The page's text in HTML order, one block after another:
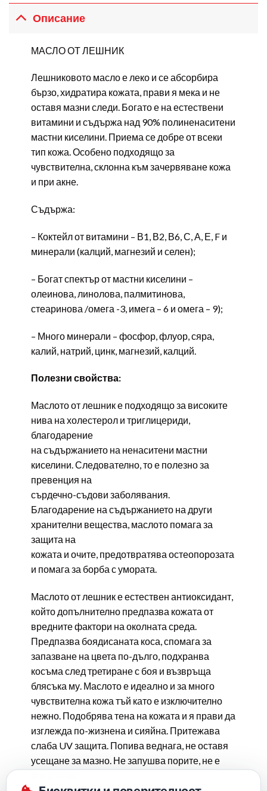
Описание
МАСЛО ОТ ЛЕШНИК
Лешниковото масло е леко и се абсорбира
бързо, хидратира кожата, прави я мека и не
оставя мазни следи. Богато е на естествени
витамини и съдържа над 90% полиненаситени
мастни киселини. Приема се добре от всеки
тип кожа. Особено подходящо за
чувствителна, склонна към зачервяване кожа
и при акне.
Съдържа:
– Коктейл от витамини – В1, В2, В6, С, А, Е, F и
минерали (калций, магнезий и селен);
– Богат спектър от мастни киселини –
олеинова, линолова, палмитинова,
стеаринова /омега -3, имега – 6 и омега – 9);
– Много минерали – фосфор, флуор, сяра,
калий, натрий, цинк, магнезий, калций.
Полезни свойства:
Маслото от лешник е подходящо за високите
нива на холестерол и триглицериди,
благодарение
на съдържанието на ненаситени мастни
киселини. Следователно, то е полезно за
превенция на
сърдечно-съдови заболявания.
Благодарение на съдържанието на други
хранителни вещества, маслото помага за
защита на
кожата и очите, предотвратява остеопорозата
и помага за борба с умората.
Маслото от лешник е естествен антиоксидант,
който допълнително предпазва кожата от
вредните фактори на околната среда.
Предпазва боядисаната коса, спомага за
запазване на цвета по-дълго, подхранва
косъма след третиране с боя и възвръща
блясъка му. Маслото е идеално и за много
чувствителна кожа тъй като е изключително
нежно. Подобрява тена на кожата и я прави да
изглежда по-жизнена и сияйна. Притежава
слаба UV защита. Попива веднага, не оставя
усещане за мазно. Не запушва порите, не е